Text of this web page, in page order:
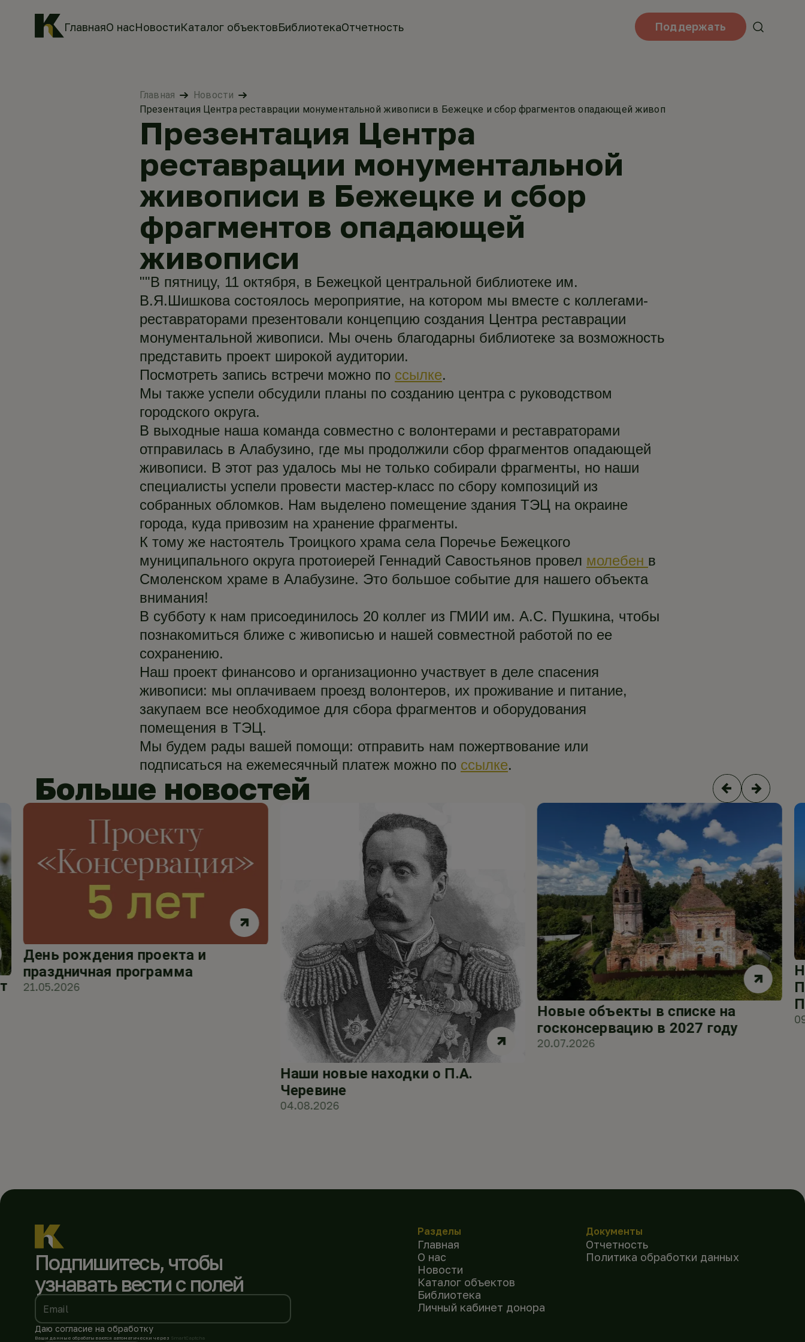
ГлавнаяО насНовостиКаталог объектовБиблиотекаОтчетность Поддержать
Главная
Новости
Презентация Центра реставрации монументальной живописи в Бежецке и сбор фрагментов опадающей живописи
Презентация Центра
реставрации монументальной
живописи в Бежецке и сбор
фрагментов опадающей
живописи
""В пятницу, 11 октября, в Бежецкой центральной библиотеке им.
В.Я.Шишкова состоялось мероприятие, на котором мы вместе с коллегами-
реставраторами презентовали концепцию создания Центра реставрации
монументальной живописи. Мы очень благодарны библиотеке за возможность
представить проект широкой аудитории.
Посмотреть запись встречи можно по ссылке.
Мы также успели обсудили планы по созданию центра с руководством
городского округа.
В выходные наша команда совместно с волонтерами и реставраторами
отправилась в Алабузино, где мы продолжили сбор фрагментов опадающей
живописи. В этот раз удалось мы не только собирали фрагменты, но наши
специалисты успели провести мастер-класс по сбору композиций из
собранных обломков. Нам выделено помещение здания ТЭЦ на окраине
города, куда привозим на хранение фрагменты.
К тому же настоятель Троицкого храма села Поречье Бежецкого
муниципального округа протоиерей Геннадий Савостьянов провел молебен в
Смоленском храме в Алабузине. Это большое событие для нашего объекта
внимания!
В субботу к нам присоединилось 20 коллег из ГМИИ им. А.С. Пушкина, чтобы
познакомиться ближе с живописью и нашей совместной работой по ее
сохранению.
Наш проект финансово и организационно участвует в деле спасения
живописи: мы оплачиваем проезд волонтеров, их проживание и питание,
закупаем все необходимое для сбора фрагментов и оборудования
помещения в ТЭЦ.
Мы будем рады вашей помощи: отправить нам пожертвование или
подписаться на ежемесячный платеж можно по ссылке.
Больше новостей
День рождения проекта и
праздничная программа
21.05.2026
Наши новые находки о П.А.
Черевине
04.08.2026
Новые объекты в списке на
госконсервацию в 2027 году
20.07.2026
Подпишитесь, чтобы
узнавать вести с полей
Email
Даю согласие на обработку
Ваши данные обрабатываются автоматически через SmartCaptcha
Разделы
Главная
О нас
Новости
Каталог объектов
Библиотека
Личный кабинет донора
Документы
Отчетность
Политика обработки данных